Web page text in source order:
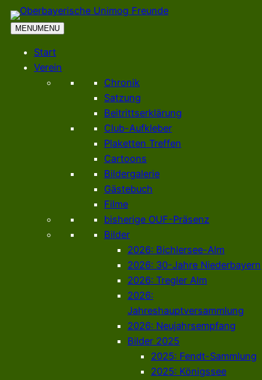
Zum
Inhalt
MENUMENU
Start
Verein
Chronik
Satzung
Beitrittserklärung
Club-Aufkleber
Plaketten Treffen
Cartoons
Bildergalerie
Gästebuch
Filme
bisherige OUF-Präsenz
Bilder
2026: Bichlersee-Alm
2026: 30-Jahre Niederbayern
2026: Tregler Alm
2026:
Jahreshauptversammlung
2026: Neujahrsempfang
Bilder 2025
2025: Fendt-Sammlung
2025: Königssee